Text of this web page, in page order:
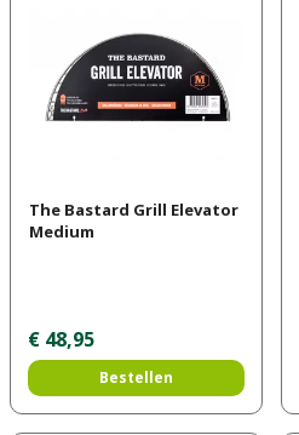
The Bastard Grill Elevator
Medium
€ 48,95
Bestellen